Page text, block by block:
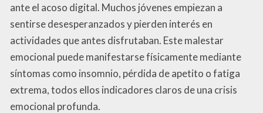
ante el acoso digital. Muchos jóvenes empiezan a
sentirse desesperanzados y pierden interés en
actividades que antes disfrutaban. Este malestar
emocional puede manifestarse físicamente mediante
síntomas como insomnio, pérdida de apetito o fatiga
extrema, todos ellos indicadores claros de una crisis
emocional profunda.